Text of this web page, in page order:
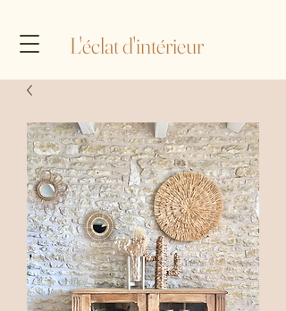
L'éclat d'intérieur